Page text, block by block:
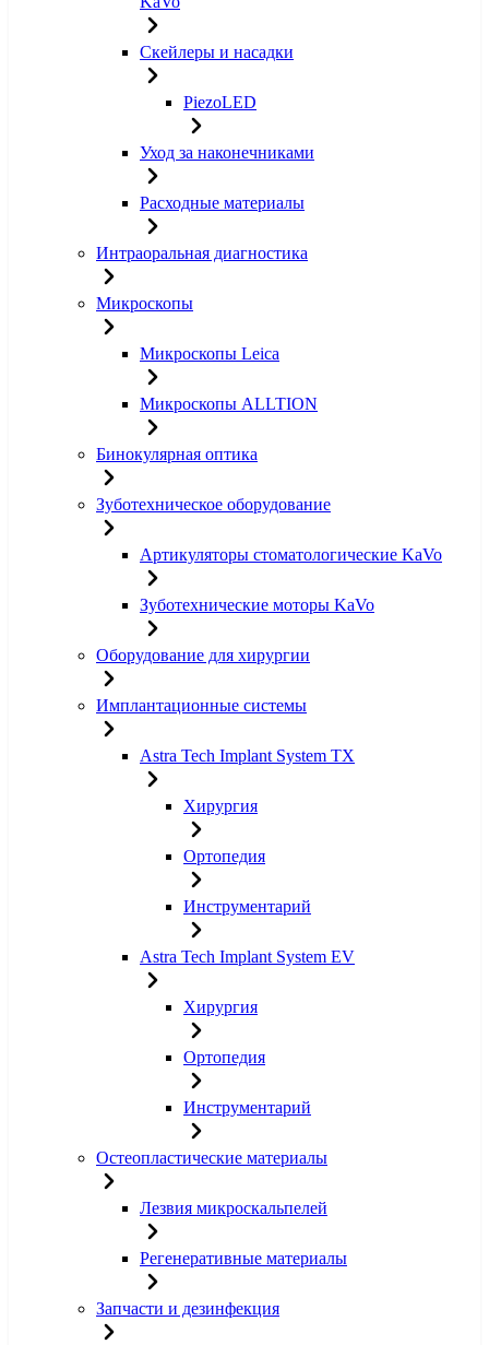
Скейлеры и насадки
PiezoLED
Уход за наконечниками
Расходные материалы
Интраоральная диагностика
Микроскопы
Микроскопы Leica
Микроскопы ALLTION
Бинокулярная оптика
Зуботехническое оборудование
Артикуляторы стоматологические KaVo
Зуботехнические моторы KaVo
Оборудование для хирургии
Имплантационные системы
Astra Tech Implant System TX
Хирургия
Ортопедия
Инструментарий
Astra Tech Implant System EV
Хирургия
Ортопедия
Инструментарий
Остеопластические материалы
Лезвия микроскальпелей
Регенеративные материалы
Запчасти и дезинфекция